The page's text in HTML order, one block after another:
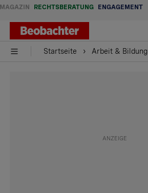
MAGAZIN RECHTSBERATUNG ENGAGEMENT
Startseite Arbeit & Bildung